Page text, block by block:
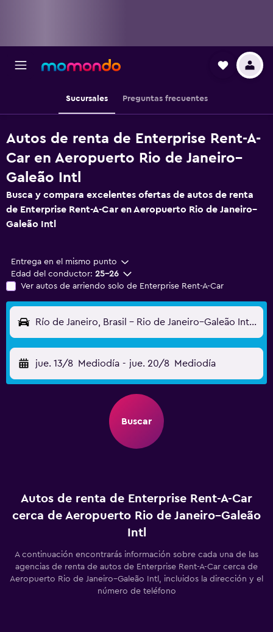
Sucursales Preguntas frecuentes
Autos de renta de Enterprise Rent-A-
Car en Aeropuerto Rio de Janeiro–
Galeão Intl
Busca y compara excelentes ofertas de autos de renta
de Enterprise Rent-A-Car en Aeropuerto Rio de Janeiro–
Galeão Intl
Entrega en el mismo punto
Edad del conductor: 25-26
Ver autos de arriendo solo de Enterprise Rent-A-Car
Río de Janeiro, Brasil - Rio de Janeiro–Galeão Intl (GIG)
jue. 13/8 Mediodía - jue. 20/8 Mediodía
Buscar
Autos de renta de Enterprise Rent-A-Car
cerca de Aeropuerto Rio de Janeiro–Galeão
Intl
A continuación encontrarás información sobre cada una de las
agencias de renta de autos de Enterprise Rent-A-Car cerca de
Aeropuerto Rio de Janeiro–Galeão Intl, incluidos la dirección y el
número de teléfono